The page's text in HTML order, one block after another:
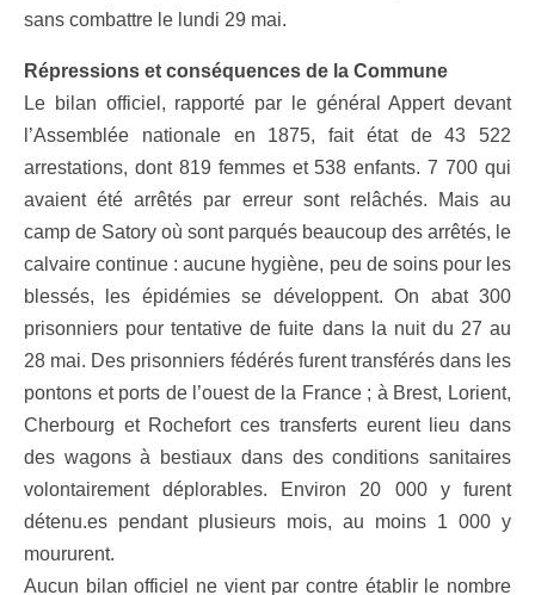
sans combattre le lundi 29 mai.
Répressions et conséquences de la Commune
Le bilan officiel, rapporté par le général Appert devant
l’Assemblée nationale en 1875, fait état de 43 522
arrestations, dont 819 femmes et 538 enfants. 7 700 qui
avaient été arrêtés par erreur sont relâchés. Mais au
camp de Satory où sont parqués beaucoup des arrêtés, le
calvaire continue : aucune hygiène, peu de soins pour les
blessés, les épidémies se développent. On abat 300
prisonniers pour tentative de fuite dans la nuit du 27 au
28 mai. Des prisonniers fédérés furent transférés dans les
pontons et ports de l’ouest de la France ; à Brest, Lorient,
Cherbourg et Rochefort ces transferts eurent lieu dans
des wagons à bestiaux dans des conditions sanitaires
volontairement déplorables. Environ 20 000 y furent
détenu.es pendant plusieurs mois, au moins 1 000 y
moururent.
Aucun bilan officiel ne vient par contre établir le nombre